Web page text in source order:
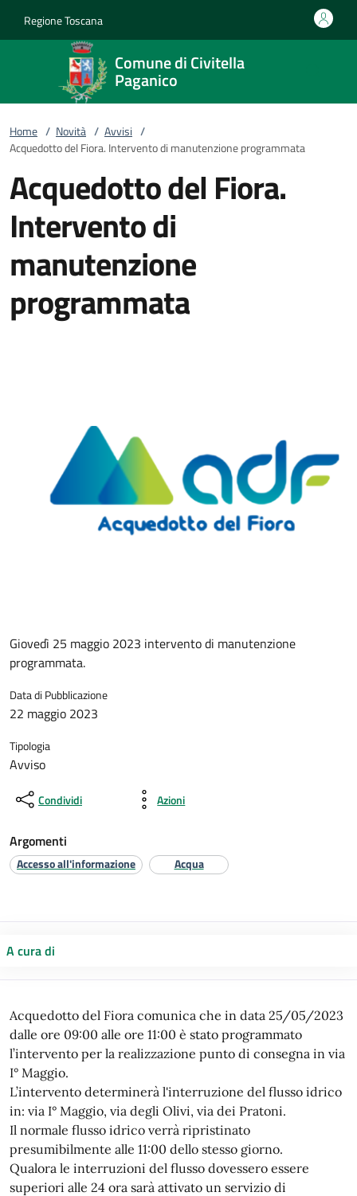
Regione Toscana
Comune di Civitella
Paganico
Home / Novità / Avvisi /
Acquedotto del Fiora. Intervento di manutenzione programmata
Acquedotto del Fiora.
Intervento di
manutenzione
programmata
Giovedì 25 maggio 2023 intervento di manutenzione
programmata.
Data di Pubblicazione
22 maggio 2023
Tipologia
Avviso
Condividi Azioni
Argomenti
Accesso all'informazione Acqua
A cura di
Acquedotto del Fiora comunica che in data 25/05/2023
dalle ore 09:00 alle ore 11:00 è stato programmato
l’intervento per la realizzazione punto di consegna in via
I° Maggio.
L’intervento determinerà l'interruzione del flusso idrico
in: via I° Maggio, via degli Olivi, via dei Pratoni.
Il normale flusso idrico verrà ripristinato
presumibilmente alle 11:00 dello stesso giorno.
Qualora le interruzioni del flusso dovessero essere
superiori alle 24 ora sarà attivato un servizio di